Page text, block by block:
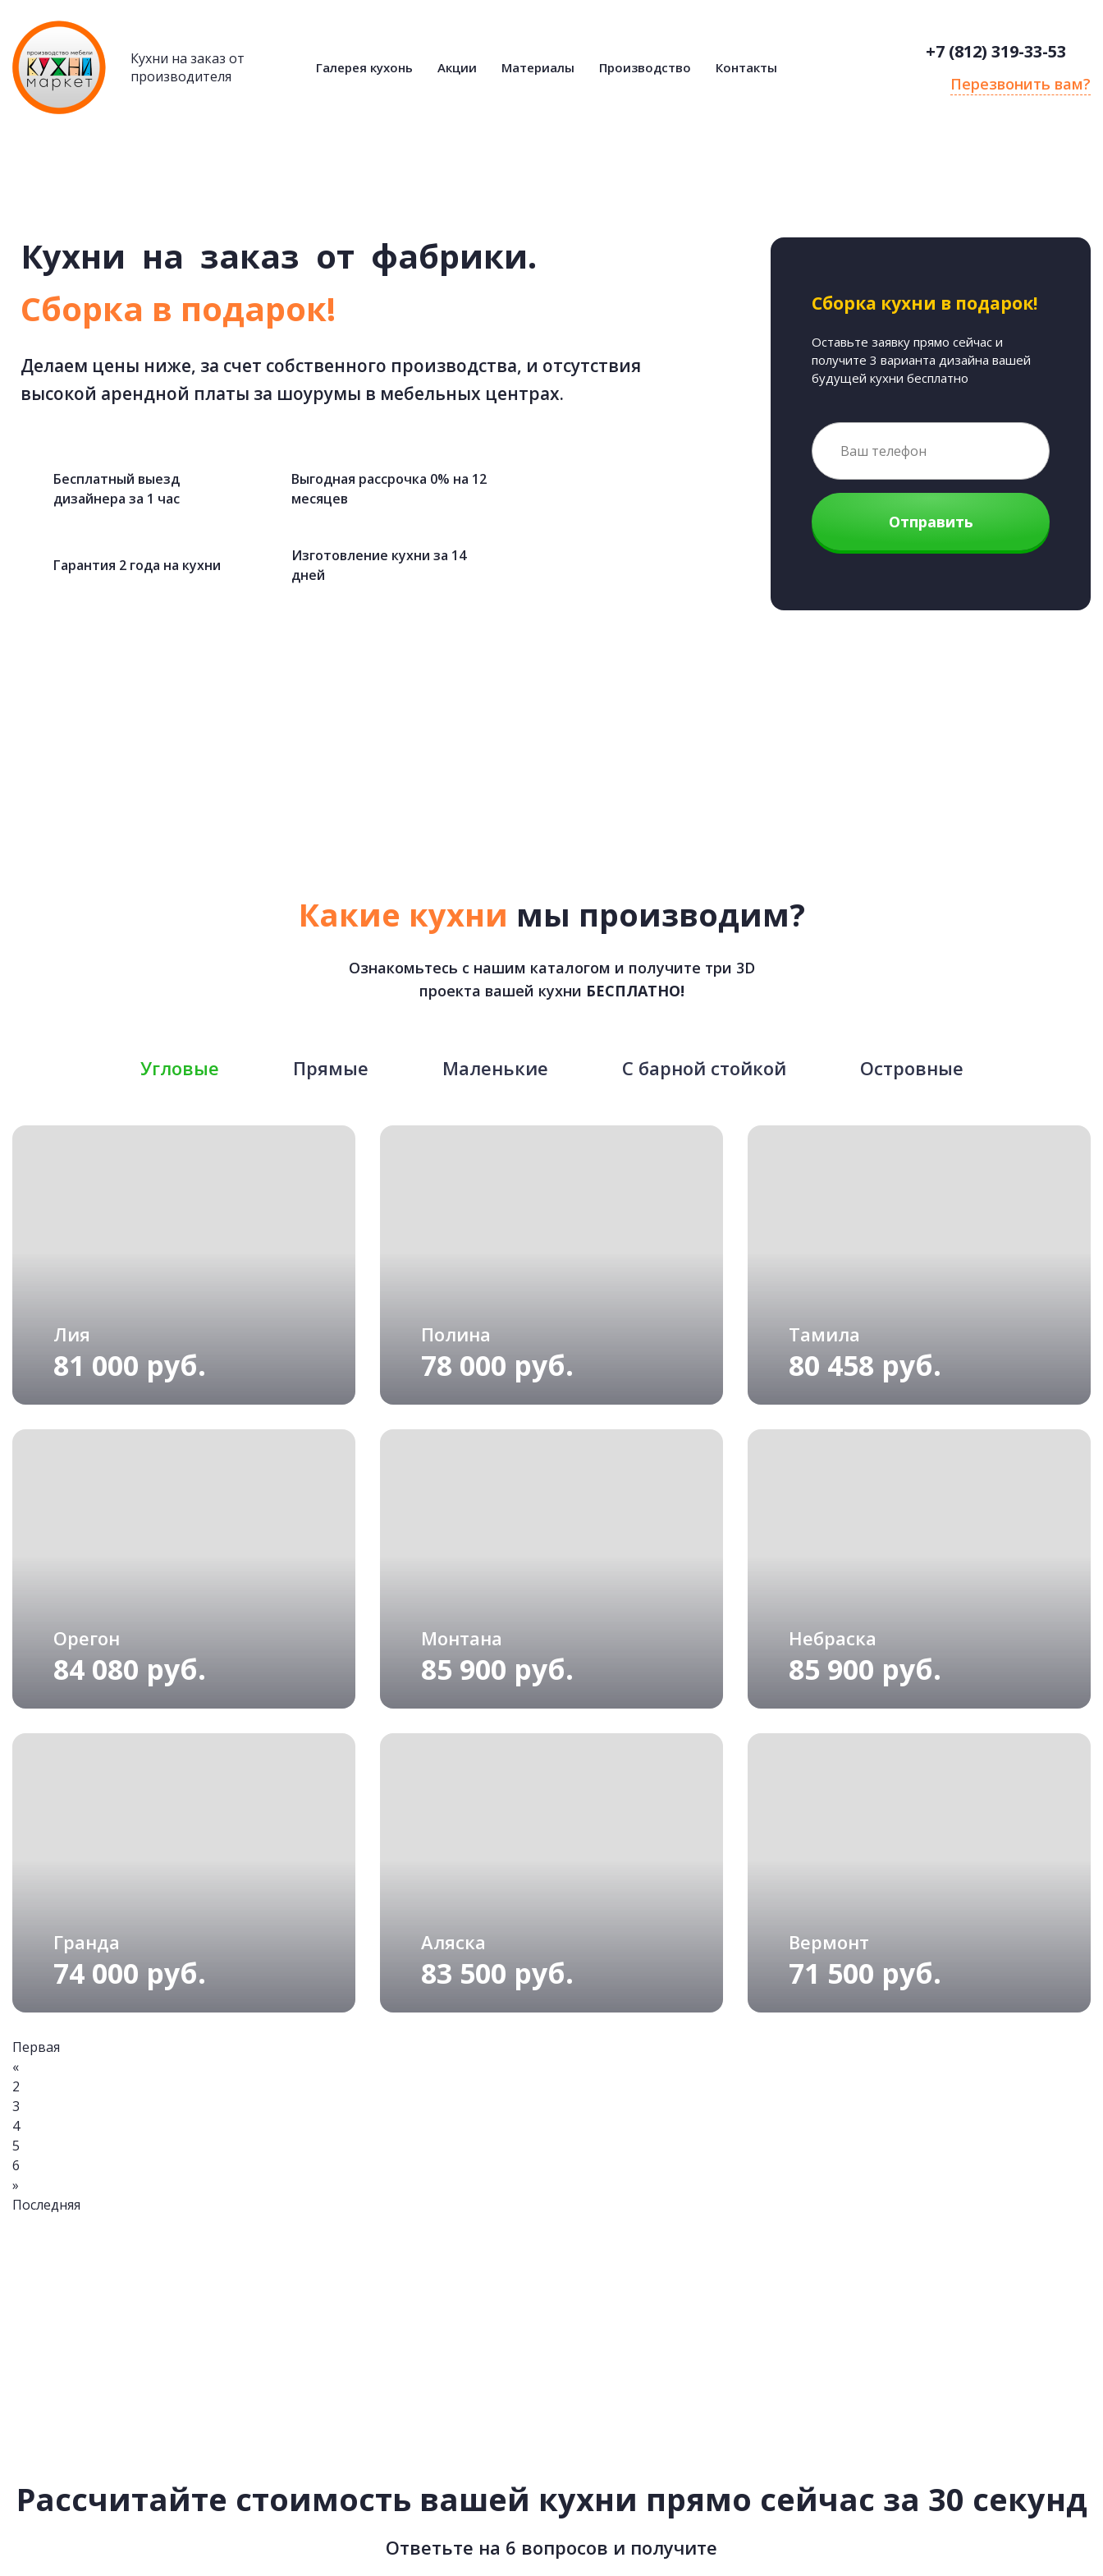
Кухни на заказ от
производителя
Галерея кухонь Акции Материалы Производство Контакты
+7 (812) 319-33-53
Перезвонить вам?
Кухни на заказ от фабрики.
Cборка в подарок!
Делаем цены ниже, за счет собственного производства, и отсутствия
высокой арендной платы за шоурумы в мебельных центрах.
Бесплатный выезд
дизайнера за 1 час
Выгодная рассрочка 0% на 12
месяцев
Гарантия 2 года на кухни
Изготовление кухни за 14
дней
Сборка кухни в подарок!
Оставьте заявку прямо сейчас и
получите 3 варианта дизайна вашей
будущей кухни бесплатно
Отправить
Какие кухни мы производим?
Ознакомьтесь с нашим каталогом и получите три 3D
проекта вашей кухни БЕСПЛАТНО!
Угловые Прямые Маленькие С барной стойкой Островные
Лия
81 000 руб.
Полина
78 000 руб.
Тамила
80 458 руб.
Орегон
84 080 руб.
Монтана
85 900 руб.
Небраска
85 900 руб.
Гранда
74 000 руб.
Аляска
83 500 руб.
Вермонт
71 500 руб.
Первая
«
2
3
4
5
6
»
Последняя
Рассчитайте стоимость вашей кухни прямо сейчас за 30 секунд
Ответьте на 6 вопросов и получите